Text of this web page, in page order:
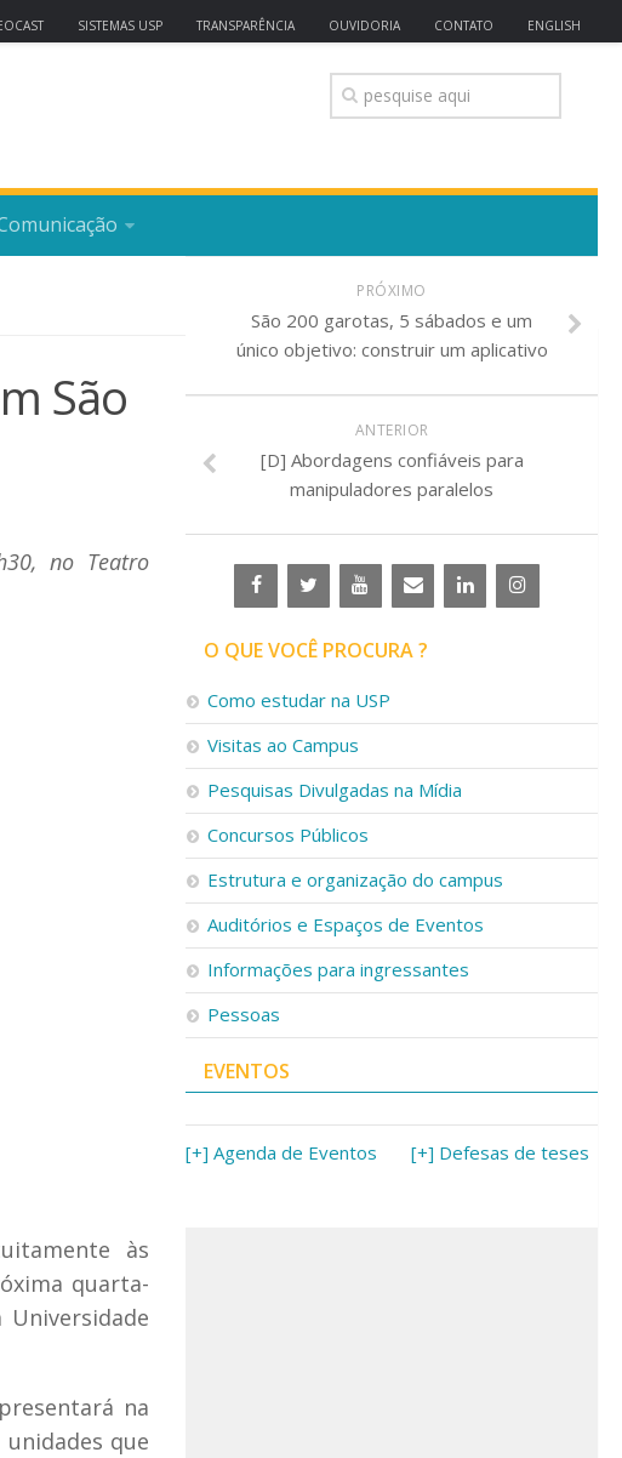
SISTEMAS USP TRANSPARÊNCIA OUVIDORIA CONTATO ENGLISH
São
no Teatro
às
quarta-
na
que
PRÓXIMO
São 200 garotas, 5 sábados e um
único objetivo: construir um aplicativo
ANTERIOR
[D] Abordagens confiáveis para
manipuladores paralelos
O QUE VOCÊ PROCURA ?
Como estudar na USP
Visitas ao Campus
Pesquisas Divulgadas na Mídia
Concursos Públicos
Estrutura e organização do campus
Auditórios e Espaços de Eventos
Informações para ingressantes
Pessoas
EVENTOS
[+] Agenda de Eventos [+] Defesas de teses